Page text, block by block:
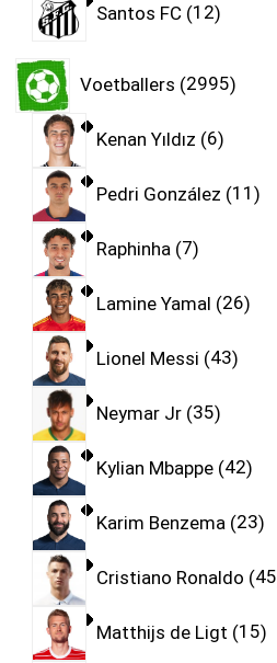
Santos FC 12
Voetballers 2995
Kenan Yıldız 6
Pedri González 11
Raphinha 7
Lamine Yamal 26
Lionel Messi 43
Neymar Jr 35
Kylian Mbappe 42
Karim Benzema 23
Cristiano Ronaldo 45
Matthijs de Ligt 15